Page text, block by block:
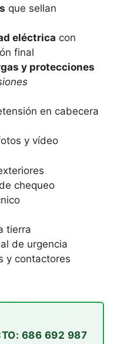
que sellan
eléctrica con
final
y protecciones
en cabecera
y vídeo
chequeo
tierra
de urgencia
y contactores
686 692 987